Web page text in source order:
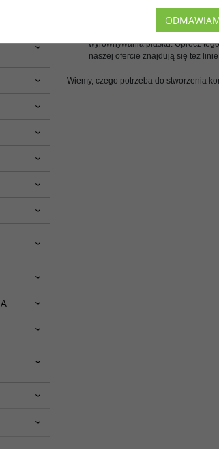
dodatkowo wzmocnione
poszerzyliśmy naszą ofertę o
wyrównywania piasku. Oprócz
naszej ofercie znajdują się też
Wiemy, czego potrzeba do stworzenia